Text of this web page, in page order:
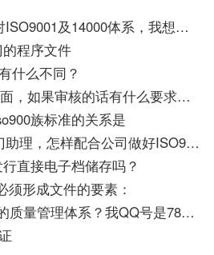
面试采购，要求熟悉对ISO9001及14000体系，我想问下这2个体系跟我的采购工作有什么关系？
程序文件
什么不同？
功能安全要求的QM方面，如果审核的话有什么要求？我们有ISO9001，TS16949够吗还有其他什
族标准的关系是
我作为一名标准化部门助理，怎样配合公司做好ISO9000的公司，满足内审和外审的要求
直接电子档储存吗？
须形成文件的要素：
你们有ISO9001-2008的质量管理体系？我QQ号是78162839